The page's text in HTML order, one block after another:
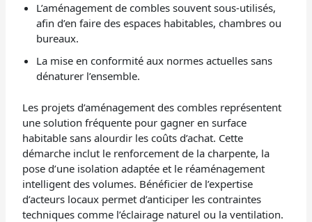
L’aménagement de combles souvent sous-utilisés,
afin d’en faire des espaces habitables, chambres ou
bureaux.
La mise en conformité aux normes actuelles sans
dénaturer l’ensemble.
Les projets d’aménagement des combles représentent
une solution fréquente pour gagner en surface
habitable sans alourdir les coûts d’achat. Cette
démarche inclut le renforcement de la charpente, la
pose d’une isolation adaptée et le réaménagement
intelligent des volumes. Bénéficier de l’expertise
d’acteurs locaux permet d’anticiper les contraintes
techniques comme l’éclairage naturel ou la ventilation.